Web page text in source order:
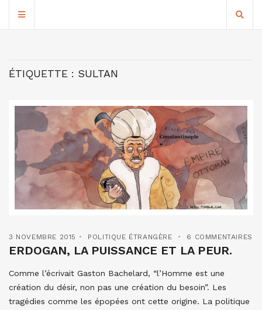
ÉTIQUETTE : SULTAN
3 NOVEMBRE 2015 POLITIQUE ÉTRANGÈRE 6 COMMENTAIRES
ERDOGAN, LA PUISSANCE ET LA PEUR.
Comme l’écrivait Gaston Bachelard, “l’Homme est une
création du désir, non pas une création du besoin”. Les
tragédies comme les épopées ont cette origine. La politique